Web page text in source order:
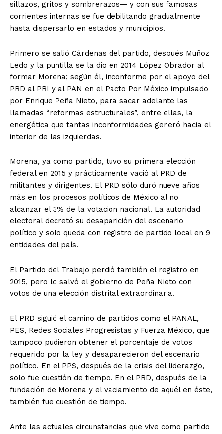
sillazos, gritos y sombrerazos— y con sus famosas
corrientes internas se fue debilitando gradualmente
hasta dispersarlo en estados y municipios.
Primero se salió Cárdenas del partido, después Muñoz
Ledo y la puntilla se la dio en 2014 López Obrador al
formar Morena; según él, inconforme por el apoyo del
PRD al PRI y al PAN en el Pacto Por México impulsado
por Enrique Peña Nieto, para sacar adelante las
llamadas “reformas estructurales”, entre ellas, la
energética que tantas inconformidades generó hacia el
interior de las izquierdas.
Morena, ya como partido, tuvo su primera elección
federal en 2015 y prácticamente vació al PRD de
militantes y dirigentes. El PRD sólo duró nueve años
más en los procesos políticos de México al no
alcanzar el 3% de la votación nacional. La autoridad
electoral decretó su desaparición del escenario
político y solo queda con registro de partido local en 9
entidades del país.
El Partido del Trabajo perdió también el registro en
2015, pero lo salvó el gobierno de Peña Nieto con
votos de una elección distrital extraordinaria.
El PRD siguió el camino de partidos como el PANAL,
PES, Redes Sociales Progresistas y Fuerza México, que
tampoco pudieron obtener el porcentaje de votos
requerido por la ley y desaparecieron del escenario
político. En el PPS, después de la crisis del liderazgo,
solo fue cuestión de tiempo. En el PRD, después de la
fundación de Morena y el vaciamiento de aquél en éste,
también fue cuestión de tiempo.
Ante las actuales circunstancias que vive como partido